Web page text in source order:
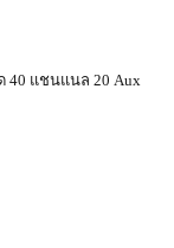
40 แชนแนล 20 Aux